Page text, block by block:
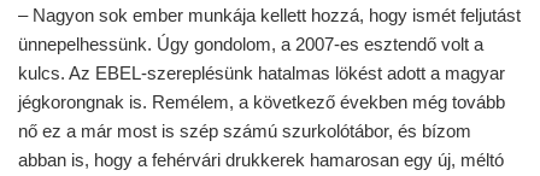
– Nagyon sok ember munkája kellett hozzá, hogy ismét feljutást
ünnepelhessünk. Úgy gondolom, a 2007-es esztendő volt a
kulcs. Az EBEL-szereplésünk hatalmas lökést adott a magyar
jégkorongnak is. Remélem, a következő években még tovább
nő ez a már most is szép számú szurkolótábor, és bízom
abban is, hogy a fehérvári drukkerek hamarosan egy új, méltó